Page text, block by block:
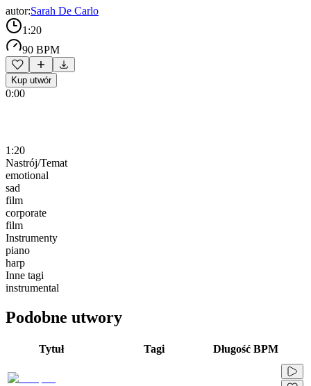
autor:Sarah De Carlo
1:20
90 BPM
Kup utwór
0:00
1:20
Nastrój/Temat
emotional
sad
film
corporate
film
Instrumenty
piano
harp
Inne tagi
instrumental
Podobne utwory
Tytuł Tagi Długość BPM